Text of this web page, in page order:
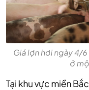
Giá lợn hơi ngày 4/
ở
Tại khu vực miền